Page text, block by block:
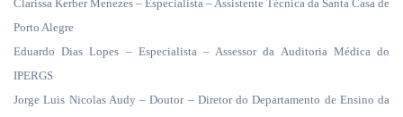
Clarissa Kerber Menezes – Especialista – Assistente Técnica da Santa Casa de
Porto Alegre
Eduardo Dias Lopes – Especialista – Assessor da Auditoria Médica do
IPERGS
Jorge Luis Nicolas Audy – Doutor – Diretor do Departamento de Ensino da